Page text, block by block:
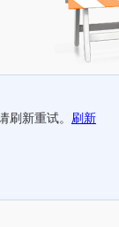
刷新重试。 刷新